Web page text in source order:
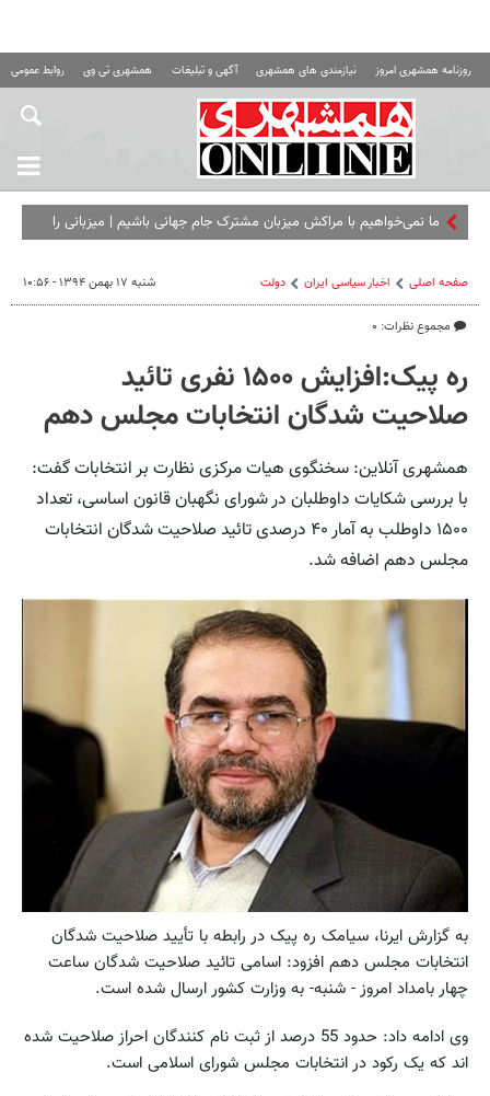
روزنامه همشهری امروز نیازمندی های همشهری آگهی و تبلیغات همشهری تی وی روابط عمومی
ما نمی‌خواهیم با مراکش میزبان مشترک جام جهانی باشیم |‌ میزبانی را
صفحه اصلی اخبار سیاسی ایران دولت
مجموع نظرات: ۰
شنبه ۱۷ بهمن ۱۳۹۴ - ۱۰:۵۶
ره پیک:افزایش ۱۵۰۰ نفری تائید
صلاحیت شدگان انتخابات مجلس دهم
همشهری آنلاین: سخنگوی هیات مرکزی نظارت بر انتخابات گفت:
با بررسی شکایات داوطلبان در شورای نگهبان قانون اساسی، تعداد
۱۵۰۰ داوطلب به آمار ۴۰ درصدی تائید صلاحیت شدگان انتخابات
مجلس دهم اضافه شد.
به گزارش ایرنا، سیامک ره پیک در رابطه با تأييد صلاحيت شدگان
انتخابات مجلس دهم افزود: اسامی تائید صلاحیت شدگان ساعت
چهار بامداد امروز - شنبه- به وزارت کشور ارسال شده است.
وی ادامه داد: حدود 55 درصد از ثبت نام کنندگان احراز صلاحیت شده
اند که یک رکود در انتخابات مجلس شورای اسلامی است.